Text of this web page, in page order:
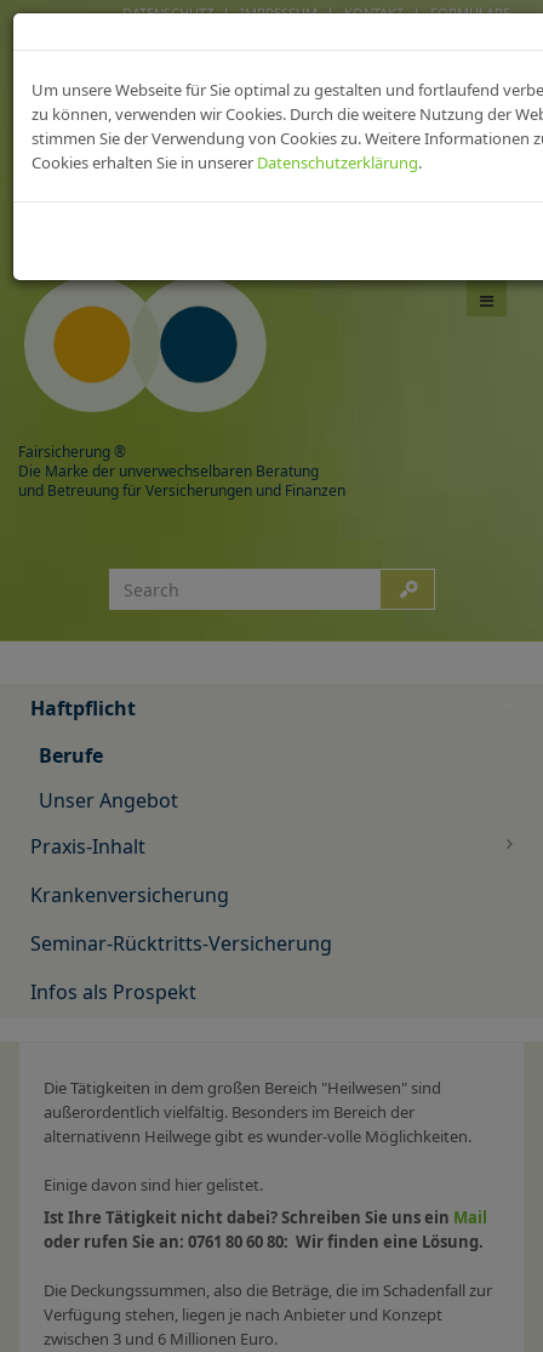
DATENSCHUTZ IMPRESSUM KONTAKT FORMULARE
FAIRsicherungen fürs
heilWESEN
Das Beste aus zwei Welten,
Fairsicherung ®
Die Marke der unverwechselbaren Beratung
und Betreuung für Versicherungen und Finanzen
Haftpflicht
Berufe
Unser Angebot
Praxis-Inhalt
Krankenversicherung
Seminar-Rücktritts-Versicherung
Infos als Prospekt
Die Tätigkeiten in dem großen Bereich "Heilwesen" sind
außerordentlich vielfältig. Besonders im Bereich der
alternativenn Heilwege gibt es wunder-volle Möglichkeiten.
Einige davon sind hier gelistet.
Ist Ihre Tätigkeit nicht dabei? Schreiben Sie uns ein Mail
oder rufen Sie an: 0761 80 60 80: Wir finden eine Lösung.
Die Deckungssummen, also die Beträge, die im Schadenfall zur
Verfügung stehen, liegen je nach Anbieter und Konzept
zwischen 3 und 6 Millionen Euro.
Um unsere Webseite für Sie optimal zu gestalten und fortlaufend
zu können, verwenden wir Cookies. Durch die weitere Nutzung der
stimmen Sie der Verwendung von Cookies zu. Weitere Informationen
Cookies erhalten Sie in unserer Datenschutzerklärung.